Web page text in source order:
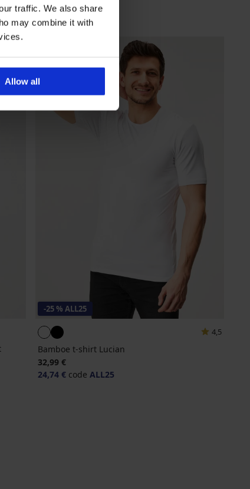
traffic. We also share
may combine it with
Allow all
14,99 €
11,24 €codeALL25
-25 % ALL25
4,5
Bamboe t-shirt Lucian
32,99 €
24,74 €code ALL25